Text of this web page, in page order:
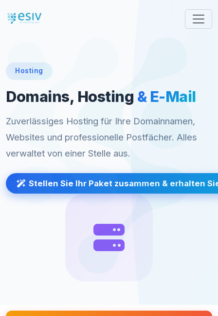
Hosting
Domains, Hosting & E-Mail
Zuverlässiges Hosting für Ihre Domainnamen,
Websites und professionelle Postfächer. Alles
verwaltet von einer Stelle aus.
Stellen Sie Ihr Paket zusammen & erhalten